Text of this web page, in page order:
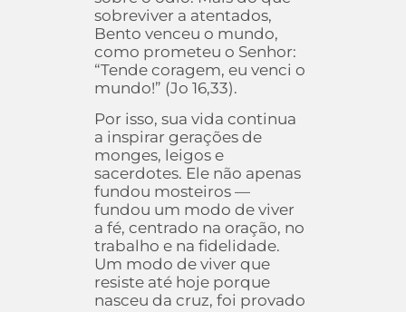
sobreviver a atentados,
Bento venceu o mundo,
como prometeu o Senhor:
“Tende coragem, eu venci o
mundo!” (Jo 16,33).
Por isso, sua vida continua
a inspirar gerações de
monges, leigos e
sacerdotes. Ele não apenas
fundou mosteiros —
fundou um modo de viver
a fé, centrado na oração, no
trabalho e na fidelidade.
Um modo de viver que
resiste até hoje porque
nasceu da cruz, foi provado